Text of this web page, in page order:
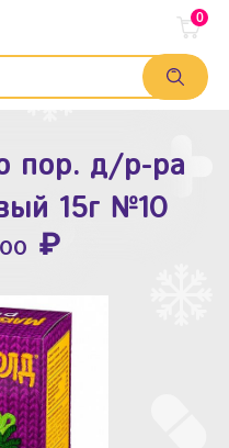
0
пор. д/р-ра
15г №10
₽
10мг №10
₽